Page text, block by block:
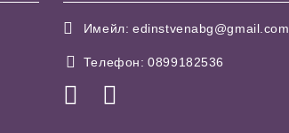
Имейл: edinstvenabg@gmail.com
Телефон: 0899182536